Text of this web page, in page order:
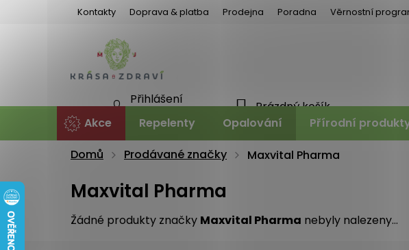
Kontakty Doprava & platba Prodejna Poradna Věrnostní
KOŠÍK
Prázdný košík
Přihlášení
Akce Repelenty Opalování Přírodní
Domů
Prodávané značky Maxvital Pharma
Maxvital Pharma
Žádné produkty značky Maxvital Pharma nebyly nalezeny...